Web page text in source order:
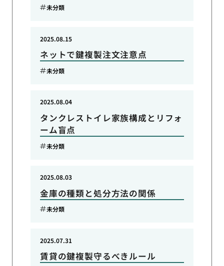
未分類
ネットで鍵複製注文注意点
2025.08.15
未分類
タンクレストイレ家族構成とリフォ
ーム盲点
2025.08.04
未分類
金庫の種類と処分方法の関係
2025.08.03
未分類
賃貸の鍵複製守るべきルール
2025.07.31